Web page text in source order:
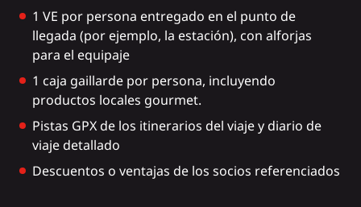
1 VE por persona entregado en el punto de
llegada (por ejemplo, la estación), con alforjas
para el equipaje
1 caja gaillarde por persona, incluyendo
productos locales gourmet.
Pistas GPX de los itinerarios del viaje y diario de
viaje detallado
Descuentos o ventajas de los socios referenciados